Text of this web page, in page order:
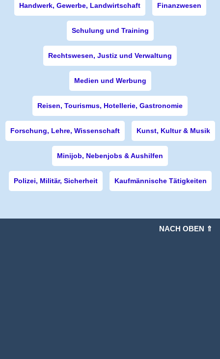
Handwerk, Gewerbe, Landwirtschaft Finanzwesen
Schulung und Training
Rechtswesen, Justiz und Verwaltung
Medien und Werbung
Reisen, Tourismus, Hotellerie, Gastronomie
Forschung, Lehre, Wissenschaft Kunst, Kultur & Musik
Minijob, Nebenjobs & Aushilfen
Polizei, Militär, Sicherheit Kaufmännische Tätigkeiten
NACH OBEN ⇑